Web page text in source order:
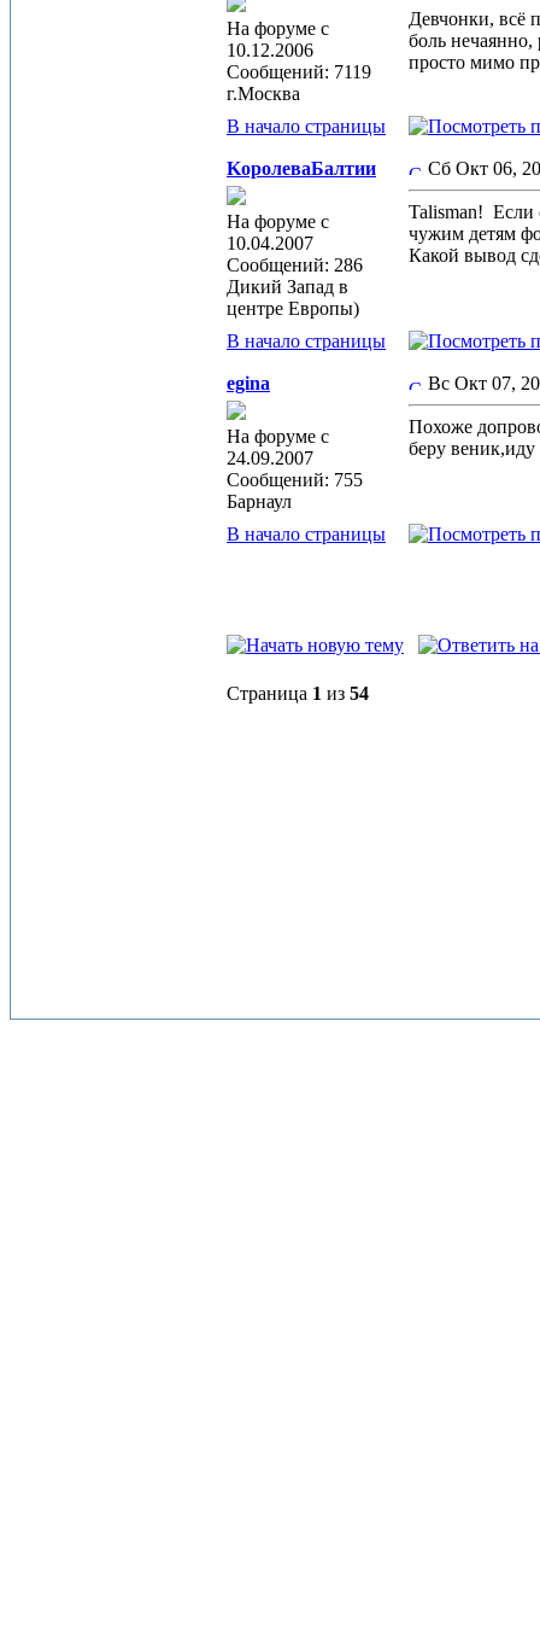
На форуме с
10.12.2006
Сообщений: 7119
г.Москва
Девчонки, всё
боль нечаянно,
просто мимо
В начало страницы
KoролеваБалтии
На форуме с
10.04.2007
Сообщений: 286
Дикий Запад в
центре Европы)
Сб Окт 06,
Talisman! Если
чужим детям
Какой вывод
В начало страницы
egina
На форуме с
24.09.2007
Сообщений: 755
Барнаул
Вс Окт 07,
Похоже
беру
В начало страницы
Страница 1 из 54